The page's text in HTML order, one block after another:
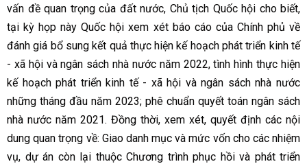
vấn đề quan trọng của đất nước, Chủ tịch Quốc hội cho biết,
tại kỳ họp này Quốc hội xem xét báo cáo của Chính phủ về
đánh giá bổ sung kết quả thực hiện kế hoạch phát triển kinh tế
- xã hội và ngân sách nhà nước năm 2022, tình hình thực hiện
kế hoạch phát triển kinh tế - xã hội và ngân sách nhà nước
những tháng đầu năm 2023; phê chuẩn quyết toán ngân sách
nhà nước năm 2021. Đồng thời, xem xét, quyết định các nội
dung quan trọng về: Giao danh mục và mức vốn cho các nhiệm
vụ, dự án còn lại thuộc Chương trình phục hồi và phát triển